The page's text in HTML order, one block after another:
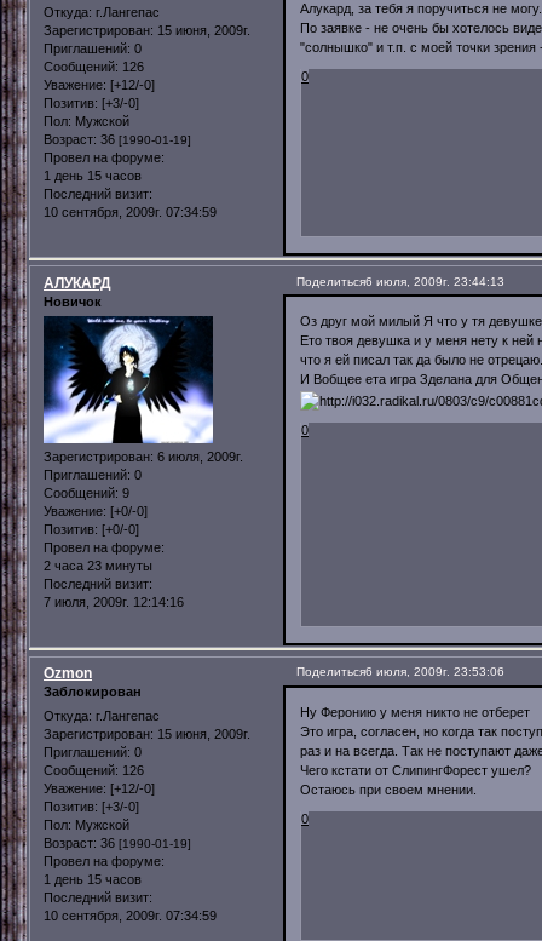
Откуда: г.Лангепас
Зарегистрирован: 15 июня, 2009г.
Приглашений: 0
Сообщений: 126
Уважение: [+12/-0]
Позитив: [+3/-0]
Пол: Мужской
Возраст: 36 [1990-01-19]
Провел на форуме:
1 день 15 часов
Последний визит:
10 сентября, 2009г. 07:34:59
Алукард, за тебя я поручиться не
По заявке - не очень бы хотелось
"солнышко" и т.п. с моей точки зрения
0
Поделиться6 июля, 2009г. 23:44:13
АЛУКАРД
Новичок
Зарегистрирован: 6 июля, 2009г.
Приглашений: 0
Сообщений: 9
Уважение: [+0/-0]
Позитив: [+0/-0]
Провел на форуме:
2 часа 23 минуты
Последний визит:
7 июля, 2009г. 12:14:16
Оз друг мой милый Я что у тя
Ето твоя девушка и у меня нету к
что я ей писал так да было не отрецаю.
И Вобщее ета игра Зделана для
0
Поделиться6 июля, 2009г. 23:53:06
Ozmon
Заблокирован
Откуда: г.Лангепас
Зарегистрирован: 15 июня, 2009г.
Приглашений: 0
Сообщений: 126
Уважение: [+12/-0]
Позитив: [+3/-0]
Пол: Мужской
Возраст: 36 [1990-01-19]
Провел на форуме:
1 день 15 часов
Последний визит:
10 сентября, 2009г. 07:34:59
Ну Феронию у меня никто не отберет
Это игра, согласен, но когда так
раз и на всегда. Так не поступают
Чего кстати от СлипингФорест ушел?
Остаюсь при своем мнении.
0